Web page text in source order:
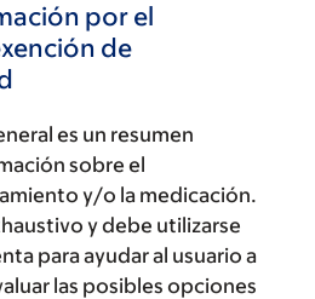
por el
de
es un resumen
sobre el
y/o la medicación.
y debe utilizarse
para ayudar al usuario a
las posibles opciones